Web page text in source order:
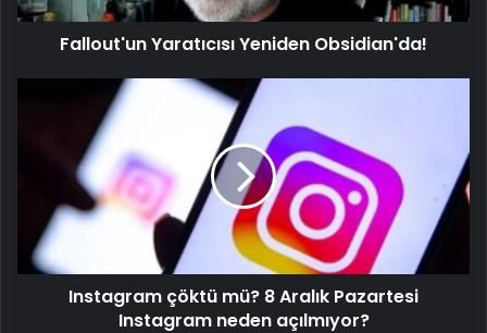
Fallout'un Yaratıcısı Yeniden Obsidian'da!
Instagram çöktü mü? 8 Aralık Pazartesi
Instagram neden açılmıyor?